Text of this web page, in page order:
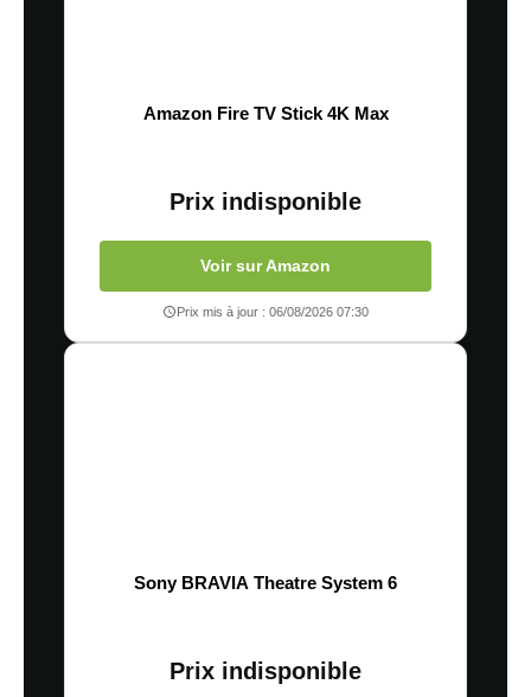
Amazon Fire TV Stick 4K Max
Prix indisponible
Voir sur Amazon
Prix mis à jour : 06/08/2026 07:30
Sony BRAVIA Theatre System 6
Prix indisponible